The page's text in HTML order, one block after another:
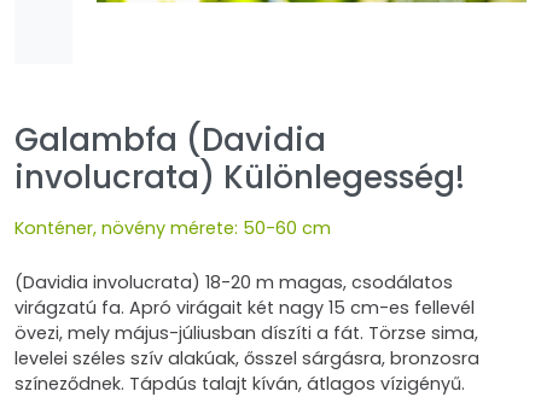
Galambfa (Davidia
involucrata) Különlegesség!
Konténer, növény mérete: 50-60 cm
(Davidia involucrata) 18-20 m magas, csodálatos
virágzatú fa. Apró virágait két nagy 15 cm-es fellevél
övezi, mely május-júliusban díszíti a fát. Törzse sima,
levelei széles szív alakúak, ősszel sárgásra, bronzosra
színeződnek. Tápdús talajt kíván, átlagos vízigényű.